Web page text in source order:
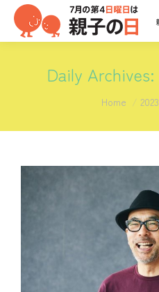
Daily Archives:
You are here:
Home 2023